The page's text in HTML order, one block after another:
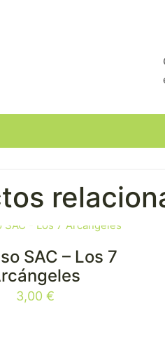
SAC – Los 7
3,00 €